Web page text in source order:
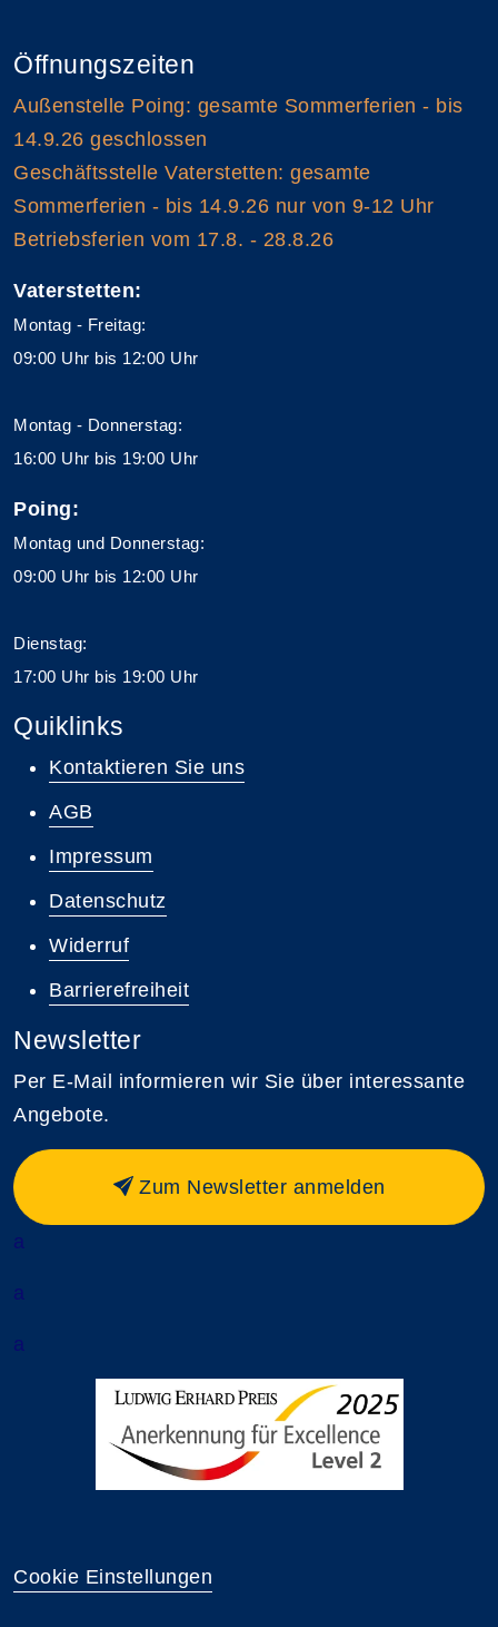
Öffnungszeiten
Außenstelle Poing: gesamte Sommerferien - bis
14.9.26 geschlossen
Geschäftsstelle Vaterstetten: gesamte
Sommerferien - bis 14.9.26 nur von 9-12 Uhr
Betriebsferien vom 17.8. - 28.8.26
Vaterstetten:
Montag - Freitag:
09:00 Uhr bis 12:00 Uhr
Montag - Donnerstag:
16:00 Uhr bis 19:00 Uhr
Poing:
Montag und Donnerstag:
09:00 Uhr bis 12:00 Uhr
Dienstag:
17:00 Uhr bis 19:00 Uhr
Quiklinks
Kontaktieren Sie uns
AGB
Impressum
Datenschutz
Widerruf
Barrierefreiheit
Newsletter
Per E-Mail informieren wir Sie über interessante
Angebote.
Zum Newsletter anmelden
a
a
a
Cookie Einstellungen